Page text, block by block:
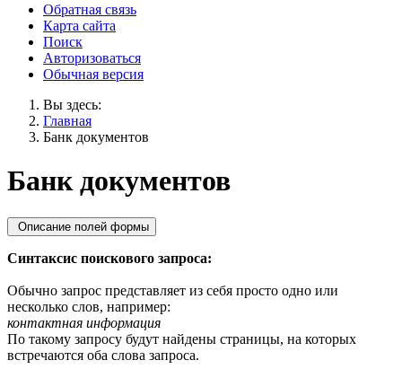
Обратная связь
Карта сайта
Поиск
Авторизоваться
Обычная версия
Вы здесь:
Главная
Банк документов
Банк документов
Описание полей формы
Синтаксис поискового запроса:
Обычно запрос представляет из себя просто одно или
несколько слов, например:
контактная информация
По такому запросу будут найдены страницы, на которых
встречаются оба слова запроса.